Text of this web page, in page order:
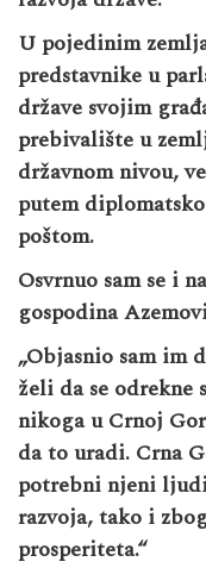
U pojedinim
predstavnike u
države svojim
prebivalište u
državnom nivou,
putem
poštom.
Osvrnuo sam se i
gospodina
„Objasnio sam im
želi da se odrekne
nikoga u Crnoj
da to uradi. Crna
potrebni njeni
razvoja, tako i
prosperiteta.“